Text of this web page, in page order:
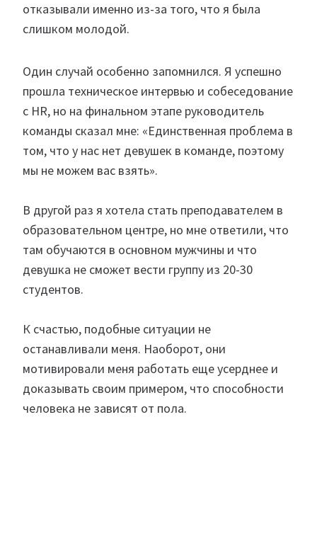
отказывали именно из-за того, что я была
слишком молодой.
Один случай особенно запомнился. Я успешно
прошла техническое интервью и собеседование
с HR, но на финальном этапе руководитель
команды сказал мне: «Единственная проблема в
том, что у нас нет девушек в команде, поэтому
мы не можем вас взять».
В другой раз я хотела стать преподавателем в
образовательном центре, но мне ответили, что
там обучаются в основном мужчины и что
девушка не сможет вести группу из 20-30
студентов.
К счастью, подобные ситуации не
останавливали меня. Наоборот, они
мотивировали меня работать еще усерднее и
доказывать своим примером, что способности
человека не зависят от пола.